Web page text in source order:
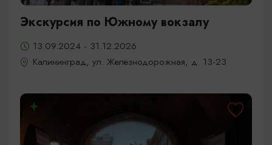
Экскурсия по Южному вокзалу
13.09.2024 - 31.12.2026
Калининград, ул. Железнодорожная, д. 13-23